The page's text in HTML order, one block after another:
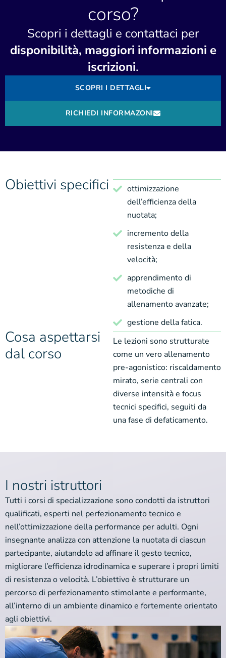
corso?
Scopri i dettagli e contattaci per
disponibilità, maggiori informazioni e
iscrizioni.
SCOPRI I DETTAGLI
RICHIEDI INFORMAZONI
Obiettivi specifici
ottimizzazione
dell’efficienza della
nuotata;
incremento della
resistenza e della
velocità;
apprendimento di
metodiche di
allenamento avanzate;
gestione della fatica.
Cosa aspettarsi
dal corso
Le lezioni sono strutturate
come un vero allenamento
pre-agonistico: riscaldamento
mirato, serie centrali con
diverse intensità e focus
tecnici specifici, seguiti da
una fase di defaticamento.
I nostri istruttori
Tutti i corsi di specializzazione sono condotti da istruttori
qualificati, esperti nel perfezionamento tecnico e
nell’ottimizzazione della performance per adulti. Ogni
insegnante analizza con attenzione la nuotata di ciascun
partecipante, aiutandolo ad affinare il gesto tecnico,
migliorare l’efficienza idrodinamica e superare i propri limiti
di resistenza o velocità. L’obiettivo è strutturare un
percorso di perfezionamento stimolante e performante,
all’interno di un ambiente dinamico e fortemente orientato
agli obiettivi.